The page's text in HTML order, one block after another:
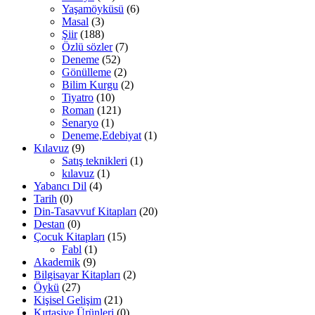
Yaşamöyküsü (6)
Masal (3)
Şiir (188)
Özlü sözler (7)
Deneme (52)
Gönülleme (2)
Bilim Kurgu (2)
Tiyatro (10)
Roman (121)
Senaryo (1)
Deneme,Edebiyat (1)
Kılavuz (9)
Satış teknikleri (1)
kılavuz (1)
Yabancı Dil (4)
Tarih (0)
Din-Tasavvuf Kitapları (20)
Destan (0)
Çocuk Kitapları (15)
Fabl (1)
Akademik (9)
Bilgisayar Kitapları (2)
Öykü (27)
Kişisel Gelişim (21)